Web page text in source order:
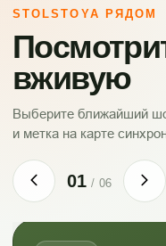
STOLSTOYA РЯДОМ
вживую
Выберите ближайший
и метка на карте
01 / 06